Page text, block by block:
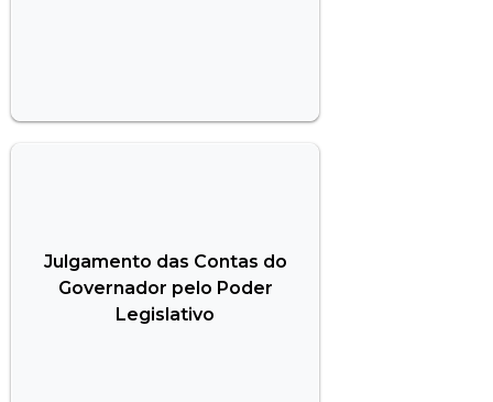
Julgamento das Contas do
Governador pelo Poder
Legislativo